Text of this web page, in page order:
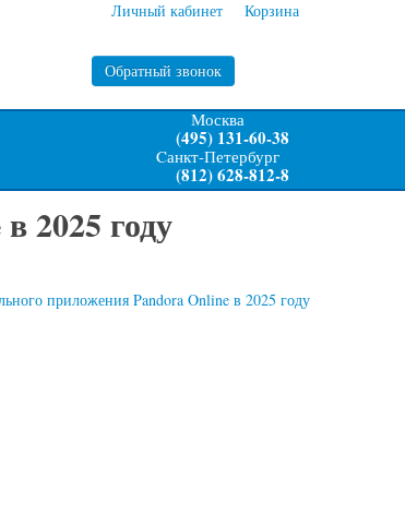
Корзина
Личный кабинет
Обратный звонок
Москва
(495) 131-60-38
Cанкт-Петербург
(812) 628-812-8
2025 году